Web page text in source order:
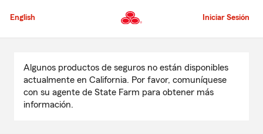
al
principal
English Iniciar Sesión
contenido
principal
Algunos productos de seguros no están disponibles
actualmente en California. Por favor, comuníquese
con su agente de State Farm para obtener más
información.